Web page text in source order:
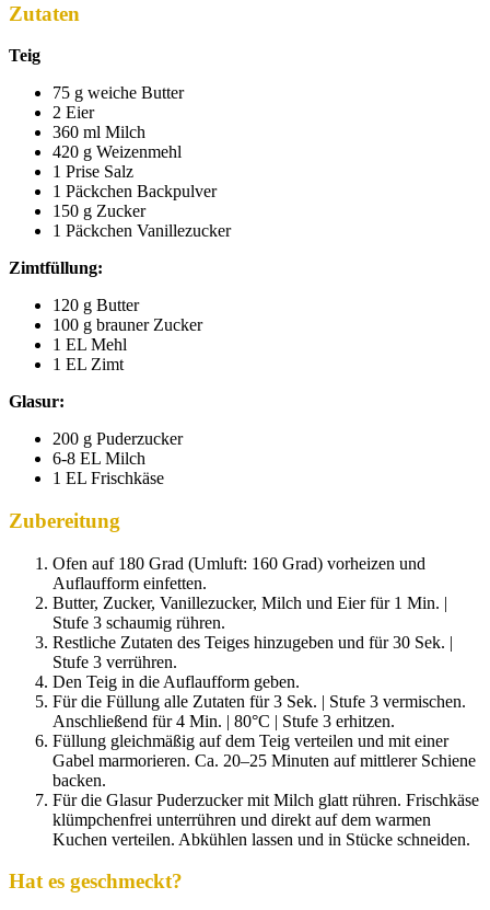
Zutaten
Teig
75 g weiche Butter
2 Eier
360 ml Milch
420 g Weizenmehl
1 Prise Salz
1 Päckchen Backpulver
150 g Zucker
1 Päckchen Vanillezucker
Zimtfüllung:
120 g Butter
100 g brauner Zucker
1 EL Mehl
1 EL Zimt
Glasur:
200 g Puderzucker
6-8 EL Milch
1 EL Frischkäse
Zubereitung
Ofen auf 180 Grad (Umluft: 160 Grad) vorheizen und
Auflaufform einfetten.
Butter, Zucker, Vanillezucker, Milch und Eier für 1 Min. |
Stufe 3 schaumig rühren.
Restliche Zutaten des Teiges hinzugeben und für 30 Sek. |
Stufe 3 verrühren.
Den Teig in die Auflaufform geben.
Für die Füllung alle Zutaten für 3 Sek. | Stufe 3 vermischen.
Anschließend für 4 Min. | 80°C | Stufe 3 erhitzen.
Füllung gleichmäßig auf dem Teig verteilen und mit einer
Gabel marmorieren. Ca. 20–25 Minuten auf mittlerer Schiene
backen.
Für die Glasur Puderzucker mit Milch glatt rühren. Frischkäse
klümpchenfrei unterrühren und direkt auf dem warmen
Kuchen verteilen. Abkühlen lassen und in Stücke schneiden.
Hat es geschmeckt?